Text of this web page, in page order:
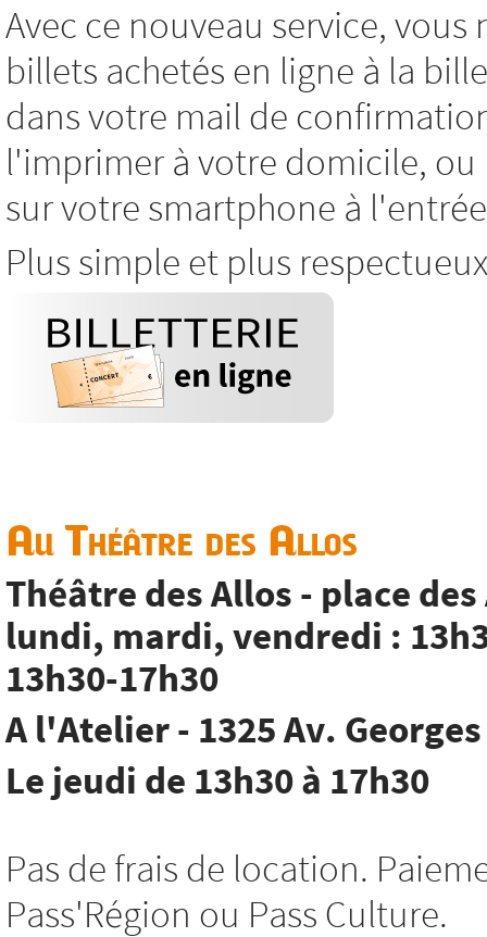
Avec ce nouveau service,
billets achetés en ligne à la
dans votre mail de
l'imprimer à votre domicile,
sur votre smartphone à
Plus simple et plus
Au Théâtre des Allos
Théâtre des Allos - place
lundi, mardi, vendredi :
13h30-17h30
A l'Atelier - 1325 Av.
Le jeudi de 13h30 à 17h30
Pas de frais de location.
Pass'Région ou Pass Culture.